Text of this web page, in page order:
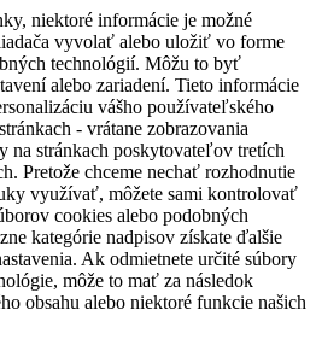
niektoré informácie je možné
vyvolať alebo uložiť vo forme
technológií. Môžu to byť
alebo zariadení. Tieto informácie
vášho používateľského
- vrátane zobrazovania
na stránkach poskytovateľov tretích
Pretože chceme nechať rozhodnutie
využívať, môžete sami kontrolovať
cookies alebo podobných
kategórie nadpisov získate ďalšie
Ak odmietnete určité súbory
môže to mať za následok
obsahu alebo niektoré funkcie našich